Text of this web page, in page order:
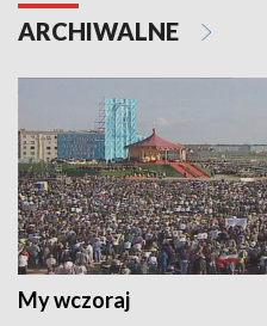
ARCHIWALNE
My wczoraj